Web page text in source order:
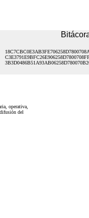
operativa,
del